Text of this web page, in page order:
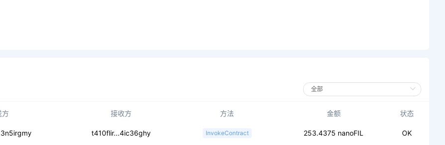
方 接收方 方法 金额 状态
t410flir...4ic36ghy InvokeContract 253.4375 nanoFIL OK